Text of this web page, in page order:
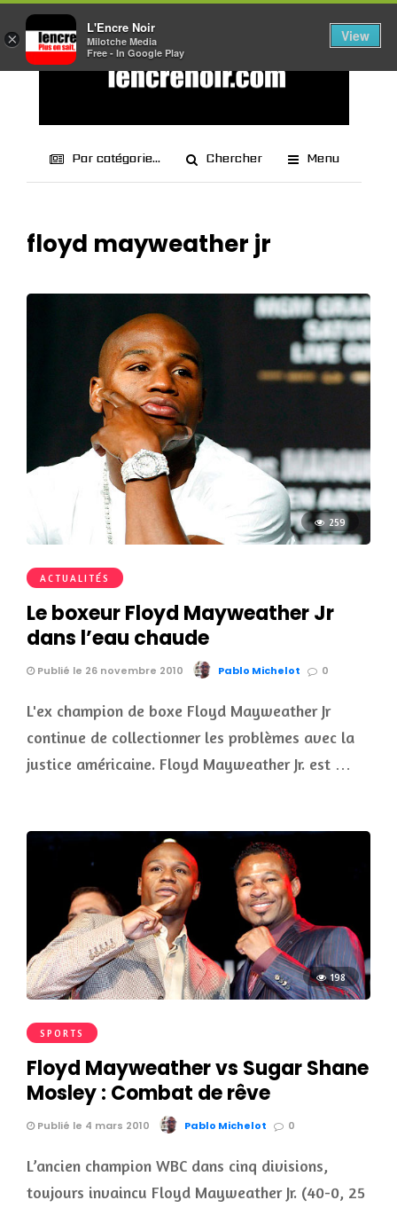
Par catégorie... Chercher Menu
floyd mayweather jr
259
ACTUALITÉS
Le boxeur Floyd Mayweather Jr
dans l’eau chaude
Publié le 26 novembre 2010 Pablo Michelot 0
L'ex champion de boxe Floyd Mayweather Jr
continue de collectionner les problèmes avec la
justice américaine. Floyd Mayweather Jr. est …
198
SPORTS
Floyd Mayweather vs Sugar Shane
Mosley : Combat de rêve
Publié le 4 mars 2010 Pablo Michelot 0
L’ancien champion WBC dans cinq divisions,
toujours invaincu Floyd Mayweather Jr. (40-0, 25
×
L'Encre Noir
Milotche Media
Free - In Google Play
View